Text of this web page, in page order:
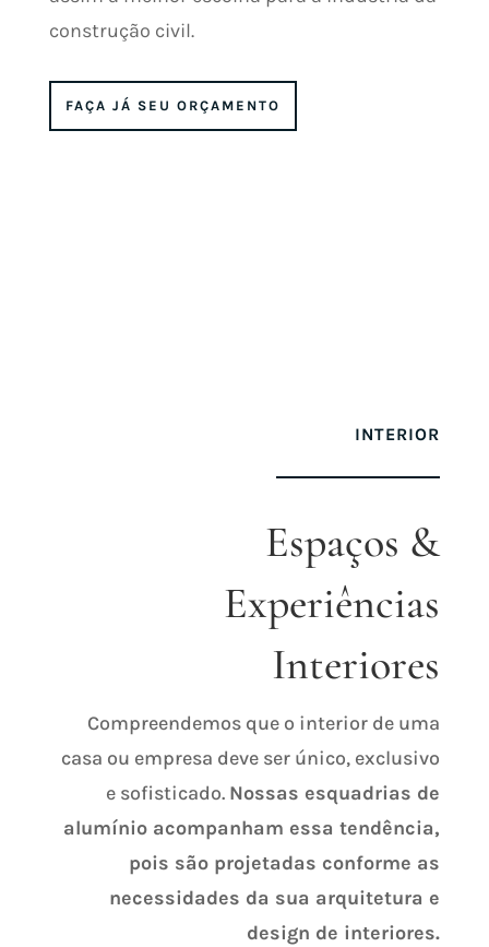
construção civil.
FAÇA JÁ SEU ORÇAMENTO
INTERIOR
Espaços &
Experiências
Interiores
Compreendemos que o interior de uma
casa ou empresa deve ser único, exclusivo
e sofisticado. Nossas esquadrias de
alumínio acompanham essa tendência,
pois são projetadas conforme as
necessidades da sua arquitetura e
design de interiores.